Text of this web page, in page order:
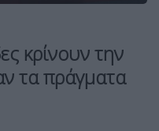
κρίνουν την
τα πράγματα